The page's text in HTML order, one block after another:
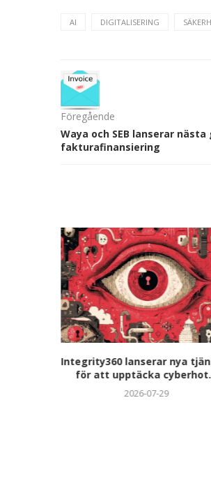
AI DIGITALISERING
Föregående
Waya och SEB lanserar
fakturafinansiering
Integrity360 lanserar nya
för att upptäcka
2026-07-29